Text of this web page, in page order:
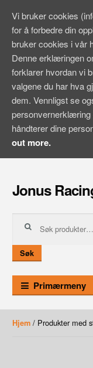
innhold
Jonus
etter:
Søk
Primærmeny
Hjem/ Produkter med
Vi bruker cookies
for å forbedre din
bruker cookies i vår
Denne erklæringen
forklarer hvordan vi
valgene du har hva
dem. Vennligst se
personvernerklæring
håndterer dine
out more.